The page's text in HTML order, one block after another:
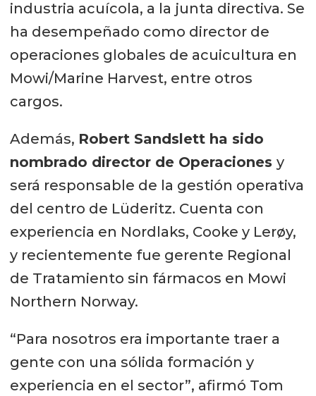
industria acuícola, a la junta directiva. Se
ha desempeñado como director de
operaciones globales de acuicultura en
Mowi/Marine Harvest, entre otros
cargos.
Además, Robert Sandslett ha sido
nombrado director de Operaciones y
será responsable de la gestión operativa
del centro de Lüderitz. Cuenta con
experiencia en Nordlaks, Cooke y Lerøy,
y recientemente fue gerente Regional
de Tratamiento sin fármacos en Mowi
Northern Norway.
“Para nosotros era importante traer a
gente con una sólida formación y
experiencia en el sector”, afirmó Tom